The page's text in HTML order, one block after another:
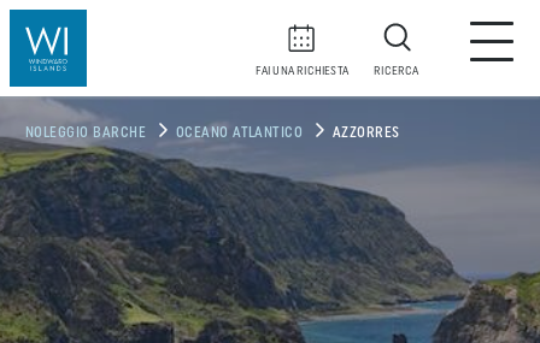
FAI UNA RICHIESTA RICERCA
NOLEGGIO BARCHE OCEANO ATLANTICO AZZORRES